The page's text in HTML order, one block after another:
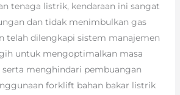
tenaga listrik, kendaraan ini sangat
dan tidak menimbulkan gas
telah dilengkapi sistem manajemen
untuk mengoptimalkan masa
serta menghindari pembuangan
forklift bahan bakar listrik